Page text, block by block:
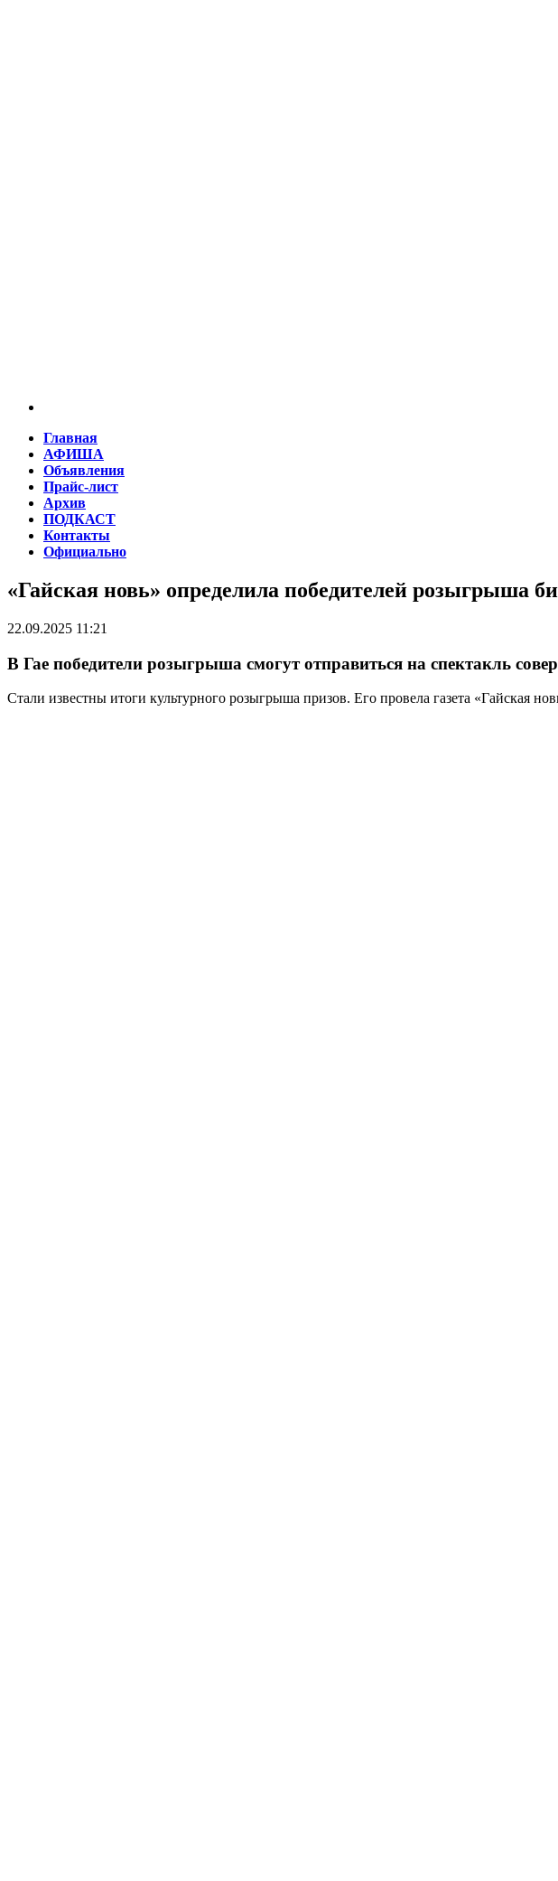
Главная
АФИША
Объявления
Прайс-лист
Архив
ПОДКАСТ
Контакты
Официально
«Гайская новь» определила победителей розыгрыша
22.09.2025 11:21
В Гае победители розыгрыша смогут отправиться на спектакль
Стали известны итоги культурного розыгрыша призов. Его провела газета «Гайская